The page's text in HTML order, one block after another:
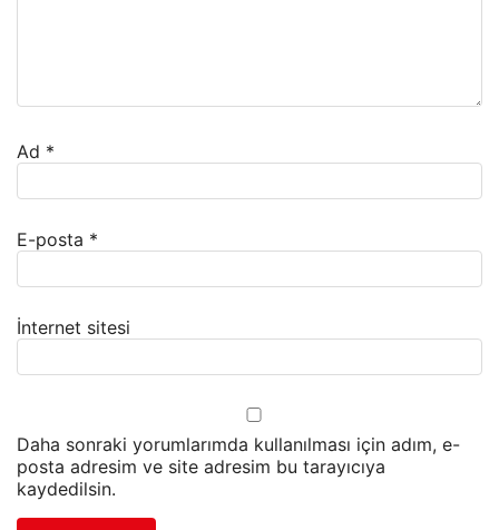
Ad *
E-posta *
İnternet sitesi
Daha sonraki yorumlarımda kullanılması için adım, e-
posta adresim ve site adresim bu tarayıcıya
kaydedilsin.